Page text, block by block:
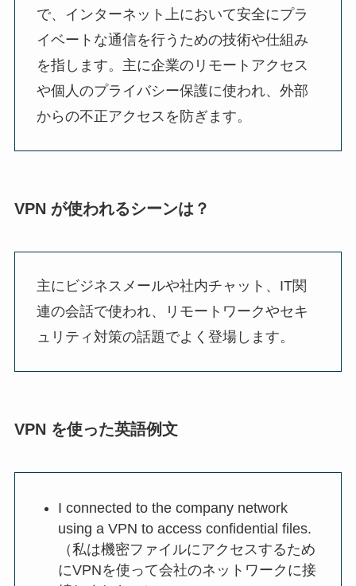
で、インターネット上において安全にプラ
イベートな通信を行うための技術や仕組み
を指します。主に企業のリモートアクセス
や個人のプライバシー保護に使われ、外部
からの不正アクセスを防ぎます。
VPN が使われるシーンは？
主にビジネスメールや社内チャット、IT関
連の会話で使われ、リモートワークやセキ
ュリティ対策の話題でよく登場します。
VPN を使った英語例文
I connected to the company network
using a VPN to access confidential files.
（私は機密ファイルにアクセスするため
にVPNを使って会社のネットワークに接